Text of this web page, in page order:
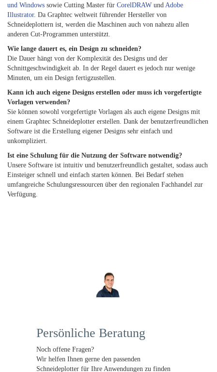
und Windows sowie Cutting Master für CorelDRAW und Adobe
Illustrator. Da Graphtec weltweit führender Hersteller von
Schneideplottern ist, werden die Maschinen auch von nahezu allen
anderen Cut-Programmen unterstützt.
Wie lange dauert es, ein Design zu schneiden?
Die Dauer hängt von der Komplexität des Designs und der
Schnittgeschwindigkeit ab. In der Regel dauert es jedoch nur wenige
Minuten, um ein Design fertigzustellen.
Kann ich auch eigene Designs erstellen oder muss ich vorgefertigte
Vorlagen verwenden?
Sie können sowohl vorgefertigte Vorlagen als auch eigene Designs mit
einem Graphtec Schneideplotter erstellen. Dank der benutzerfreundlichen
Software ist die Erstellung eigener Designs sehr einfach und
unkompliziert.
Ist eine Schulung für die Nutzung der Software notwendig?
Unsere Software ist intuitiv und benutzerfreundlich gestaltet, sodass auch
Einsteiger schnell und einfach starten können. Bei Bedarf stehen
umfangreiche Schulungsressourcen über den regionalen Fachhandel zur
Verfügung.
Persönliche Beratung
Noch offene Fragen?
Wir helfen Ihnen gerne den passenden
Schneideplotter für Ihre Anwendungen zu finden